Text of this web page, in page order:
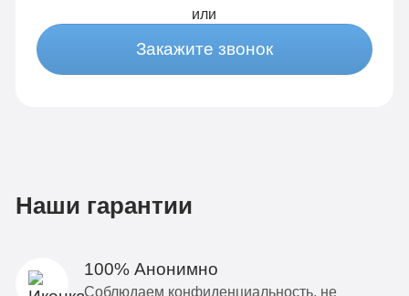
или
Закажите звонок
Наши гарантии
100% Анонимно
Соблюдаем конфиденциальность, не